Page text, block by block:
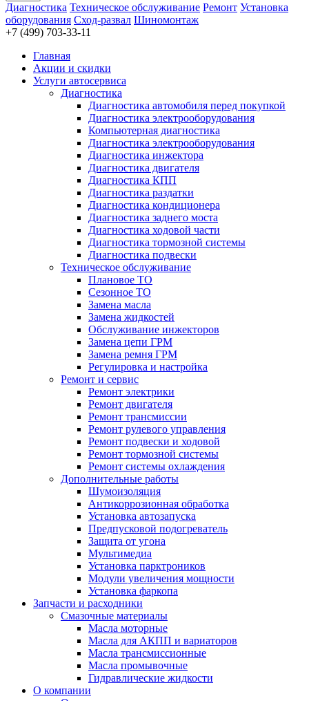
Диагностика Техническое обслуживание Ремонт Установка
оборудования Сход-развал Шиномонтаж
+7 (499) 703-33-11
Главная
Акции и скидки
Услуги автосервиса
Диагностика
Диагностика автомобиля перед покупкой
Диагностика электрооборудования
Компьютерная диагностика
Диагностика электрооборудования
Диагностика инжектора
Диагностика двигателя
Диагностика КПП
Диагностика раздатки
Диагностика кондиционера
Диагностика заднего моста
Диагностика ходовой части
Диагностика тормозной системы
Диагностика подвески
Техническое обслуживание
Плановое ТО
Сезонное ТО
Замена масла
Замена жидкостей
Обслуживание инжекторов
Замена цепи ГРМ
Замена ремня ГРМ
Регулировка и настройка
Ремонт и сервис
Ремонт электрики
Ремонт двигателя
Ремонт трансмиссии
Ремонт рулевого управления
Ремонт подвески и ходовой
Ремонт тормозной системы
Ремонт системы охлаждения
Дополнительные работы
Шумоизоляция
Антикоррозионная обработка
Установка автозапуска
Предпусковой подогреватель
Защита от угона
Мультимедиа
Установка парктроников
Модули увеличения мощности
Установка фаркопа
Запчасти и расходники
Смазочные материалы
Масла моторные
Масла для АКПП и вариаторов
Масла трансмиссионные
Масла промывочные
Гидравлические жидкости
О компании